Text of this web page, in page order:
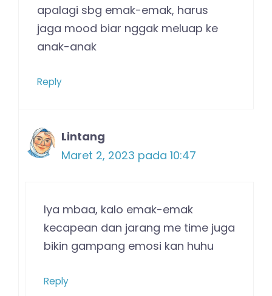
apalagi sbg emak-emak, harus
jaga mood biar nggak meluap ke
anak-anak
Reply
Lintang
Maret 2, 2023 pada 10:47
Iya mbaa, kalo emak-emak
kecapean dan jarang me time juga
bikin gampang emosi kan huhu
Reply